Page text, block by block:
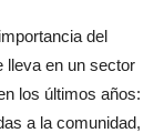
del
lleva en un sector
los últimos años:
a la comunidad,